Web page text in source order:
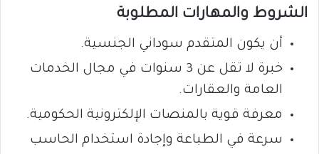
الشروط والمهارات المطلوبة
أن يكون المتقدم سوداني الجنسية.
خبرة لا تقل عن 3 سنوات في مجال الخدمات
العامة والعقارات.
معرفة قوية بالمنصات الإلكترونية الحكومية.
سرعة في الطباعة وإجادة استخدام الحاسب